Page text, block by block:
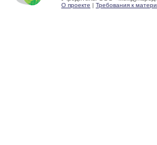
О проекте | Требования к